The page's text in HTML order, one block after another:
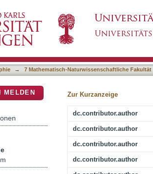
→ 7 Mathematisch-Naturwissenschaftliche Fakultät
Zur Kurzanzeige
dc.contributor.author
dc.contributor.author
dc.contributor.author
dc.contributor.author
MELDEN